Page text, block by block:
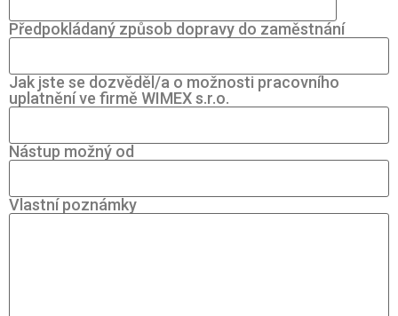
Předpokládaný způsob dopravy do zaměstnání
Jak jste se dozvěděl/a o možnosti pracovního
uplatnění ve firmě WIMEX s.r.o.
Nástup možný od
Vlastní poznámky